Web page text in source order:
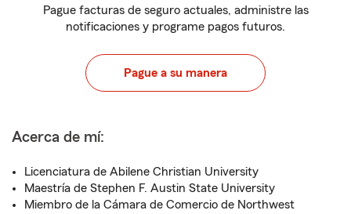
Pague facturas de seguro actuales, administre las
notificaciones y programe pagos futuros.
Pague a su manera
Acerca de mí:
Licenciatura de Abilene Christian University
Maestría de Stephen F. Austin State University
Miembro de la Cámara de Comercio de Northwest